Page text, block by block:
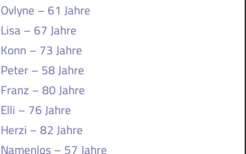
Ovlyne – 61 Jahre
Lisa – 67 Jahre
Konn – 73 Jahre
Peter – 58 Jahre
Franz – 80 Jahre
Elli – 76 Jahre
Herzi – 82 Jahre
Namenlos – 57 Jahre